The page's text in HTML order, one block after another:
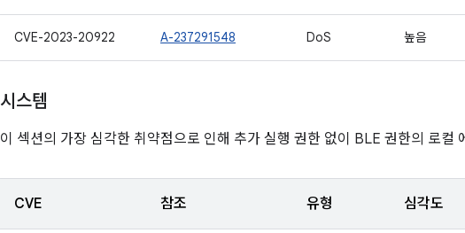
CVE-2023-20922 A-237291548 DoS 높음
시스템
이 섹션의 가장 심각한 취약점으로 인해 추가 실행 권한 없이 BLE 권한의 로컬
CVE 참조 유형 심각도